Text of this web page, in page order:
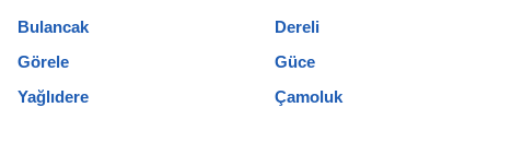
Bulancak Dereli
Görele Güce
Yağlıdere Çamoluk